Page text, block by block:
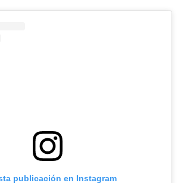
publicación en Instagram